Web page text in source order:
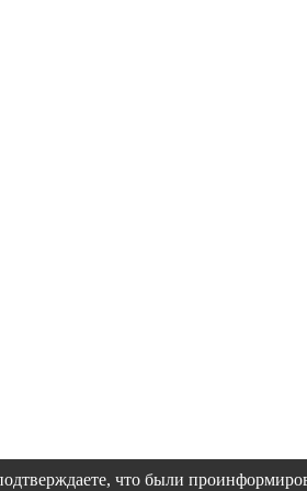
что были